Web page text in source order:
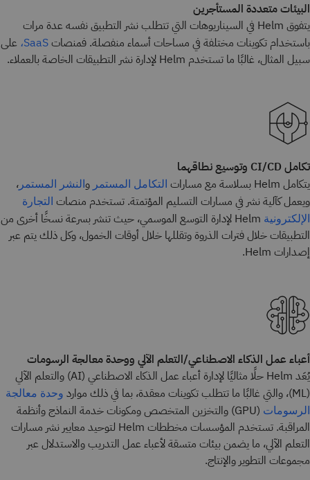
البيئات متعددة المستأجرين
يتفوق Helm في السيناريوهات التي تتطلب نشر التطبيق نفسه عدة مرات
باستخدام تكوينات مختلفة في مساحات أسماء منفصلة. فمنصات SaaS، على
سبيل المثال، غالبًا ما تستخدم Helm لإدارة نشر التطبيقات الخاصة بالعملاء.
تكامل CI/CD وتوسيع نطاقهما
يتكامل Helm بسلاسة مع مسارات
التكامل المستمر والنشر المستمر ،
ويعمل كآلية نشر في مسارات التسليم المؤتمتة. تستخدم منصات التجارة
الإلكترونية
Helm لإدارة التوسع الموسمي، حيث تنشر بسرعة نسخًا أخرى من
التطبيقات خلال فترات الذروة وتقللها خلال أوقات الخمول، وكل ذلك يتم عبر
إصدارات Helm.
أعباء عمل الذكاء الاصطناعي/التعلم الآلي ووحدة معالجة الرسومات
يُعَد Helm حلًا مثاليًا لإدارة أعباء عمل الذكاء الاصطناعي (AI) والتعلم الآلي
(ML)، والتي غالبًا ما تتطلب تكوينات معقدة، بما في ذلك موارد
وحدة معالجة
الرسومات
(GPU) والتخزين المتخصص ومكونات خدمة النماذج وأنظمة
المراقبة. تستخدم المؤسسات مخططات Helm لتوحيد معايير نشر مسارات
التعلم الآلي، ما يضمن بيئات متسقة لأعباء عمل التدريب والاستدلال عبر
مجموعات التطوير والإنتاج.